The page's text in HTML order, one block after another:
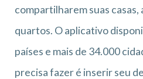
compartilharem suas
quartos. O aplicativo
países e mais de 34.000
precisa fazer é inserir seu